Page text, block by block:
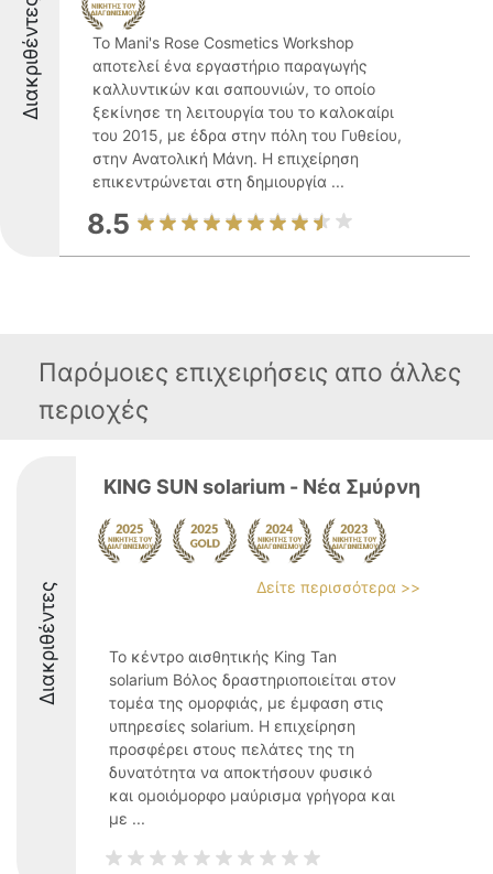
Διακριθέντες
Το Mani's Rose Cosmetics Workshop
αποτελεί ένα εργαστήριο παραγωγής
καλλυντικών και σαπουνιών, το οποίο
ξεκίνησε τη λειτουργία του το καλοκαίρι
του 2015, με έδρα στην πόλη του Γυθείου,
στην Ανατολική Μάνη. Η επιχείρηση
επικεντρώνεται στη δημιουργία ...
8.5
Παρόμοιες επιχειρήσεις απο άλλες
περιοχές
Διακριθέντες
KING SUN solarium - Νέα Σμύρνη
Δείτε περισσότερα >>
Το κέντρο αισθητικής King Tan
solarium Βόλος δραστηριοποιείται στον
τομέα της ομορφιάς, με έμφαση στις
υπηρεσίες solarium. Η επιχείρηση
προσφέρει στους πελάτες της τη
δυνατότητα να αποκτήσουν φυσικό
και ομοιόμορφο μαύρισμα γρήγορα και
με ...